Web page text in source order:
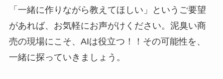
「一緒に作りながら教えてほしい」というご要望
があれば、お気軽にお声がけください。泥臭い商
売の現場にこそ、AIは役立つ！！その可能性を、
一緒に探っていきましょう。